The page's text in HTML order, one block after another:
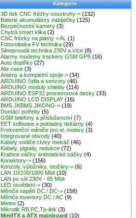
Kategorie
3D tisk CNC frézky soustruhy-> (132)
Baterie akumulátory nabíječky (125)
Bezpečnostní kamery (3)
Chytrá smart klika (2)
CNC frézky na plasty + AL
(1)
Fotovoltaika FV technika (29)
Silnoproudá technika 230V a více (8)
Alarmy modemy trackery GSM GPS (16)
Auto doplňky (27)
Alix case (3)
Antény a kompletní spoje-> (34)
ARDUINO čidla a senzory (46)
ARDUINO moduly shieldy (114)
ARDUINO ESP32 procesorové desky (33)
ARDUINO LCD DISPLAY (16)
BMS JKBMS JIKONG-> (19)
Domácí potřeby (5)
GSM telefony a příslušenství (7)
EET software a pokladny tiskárny (4)
Frekvenční měniče pro el. motory (3)
Integrované obvody (40)
Kabely vodiče cívky metráž (46)
Kabely, pigtaily, redukce (72)
Krabice sáčky antistatické sáčky (4)
Konektory-> (156)
Konzoly, výložníky, stožáry-> (6)
LAN 10/100/1000 Mbit (10)
LAN po síti 230V - 85 Mbit
LED osvětlení-> (30)
Měniče napětí DC / DC-> (158)
Měniče invertory DC / AC (9)
Meteo (2)
Mikrotik RB,PC,Tp-link (3)
MiniITX a ATX mainboard (10)